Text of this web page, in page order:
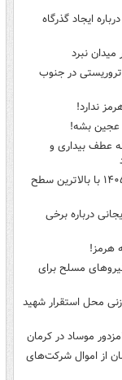
ایجاد گذرگاه
میدان نبرد
در جنوب
ندارد!
عجین بشه!
عطف بیداری و
پورجمشیدیان: اربعین ۱۴۰۵ با بالاترین سطح
درباره برخی
هرمز!
مسلح برای
محل استقرار شهید
تومان از اموال شرکت‌های